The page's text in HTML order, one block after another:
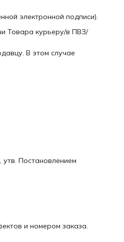
электронной подписи).
Товара курьеру/в ПВЗ/
В этом случае
Постановлением
и номером заказа.